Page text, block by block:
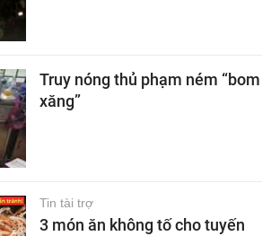
Truy nóng thủ phạm ném “bom
xăng”
Tin tài trợ
3 món ăn không tố cho tuyến